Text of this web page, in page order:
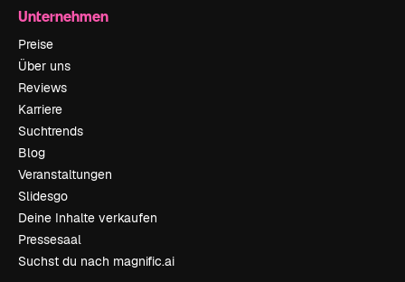
Unternehmen
Preise
Über uns
Reviews
Karriere
Suchtrends
Blog
Veranstaltungen
Slidesgo
Deine Inhalte verkaufen
Pressesaal
Suchst du nach magnific.ai